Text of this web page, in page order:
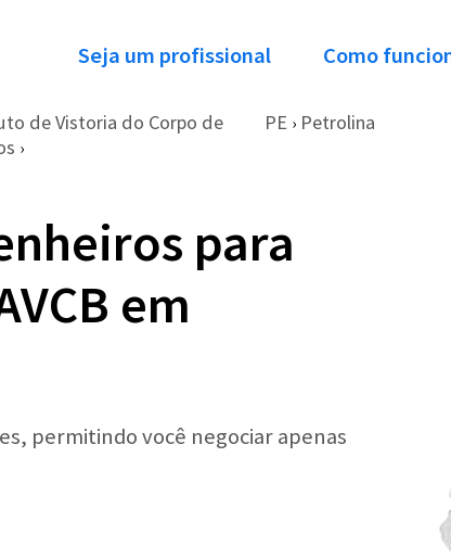
Seja um profissional Como
de Vistoria do Corpo de
›
PE › Petrolina
para
em
permitindo você negociar apenas